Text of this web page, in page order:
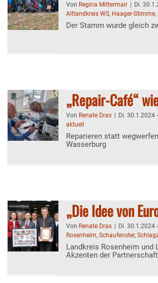
Von Regina Mittermair Di.
Altlandkreis WS, Haager-Stimme,
Der Stamm wurde gleich
„Repair-Café“
Von Renate Drax Di. 30.1.2024
aktuell
Reparieren statt
Wasserburg
„Die Idee von
Von Renate Drax Di. 30.1.2024
Rosenheim, Schaufenster,
Landkreis Rosenheim und
Akzenten der Partnerschaft